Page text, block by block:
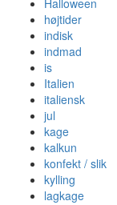
Halloween
højtider
indisk
indmad
is
Italien
italiensk
jul
kage
kalkun
konfekt / slik
kylling
lagkage